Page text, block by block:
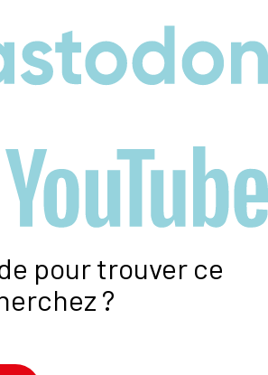
pour trouver ce
?